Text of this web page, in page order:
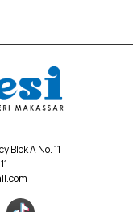
Blok A No. 11